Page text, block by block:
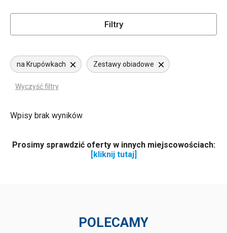
Filtry
na Krupówkach Zestawy obiadowe
Wyczyść filtry
Wpisy brak wyników
Prosimy sprawdzić oferty w innych miejscowościach:
[kliknij tutaj]
POLECAMY